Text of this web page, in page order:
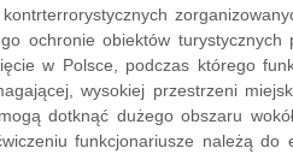
ochronie obiektów
w Polsce, podczas którego
wysokiej przestrzeni
dotknąć dużego obszaru
funkcjonariusze należą do